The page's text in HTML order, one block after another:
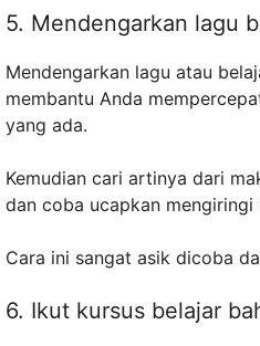
5. Mendengarkan lagu
Mendengarkan lagu atau
membantu Anda
yang ada.
Kemudian cari artinya dari
dan coba ucapkan mengiringi
Cara ini sangat asik dicoba
6. Ikut kursus belajar